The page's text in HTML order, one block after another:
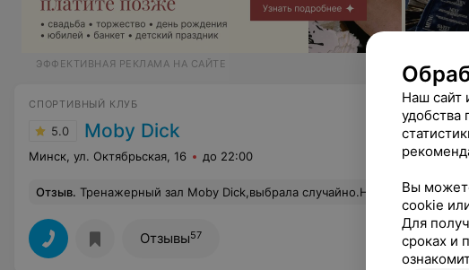
ЭФФЕКТИВНАЯ РЕКЛАМА НА САЙТЕ
СПОРТИВНЫЙ КЛУБ
5.0 Moby Dick
Минск, ул. Октябрьская, 16 до 22:00
Отзыв. Тренажерный зал Moby Dick,выбрала случайно.Но,не пожалела,прекрасный тренажерный зал, вежливый и очень дружелюбный персонал,зал оснащён всем необходимым,просторный и удобный, самое главное очень душевная атмосфера.На первом этаже , открылся moby dick coffe что очень важно,вкусный кофе помогает согреться пока едешь домой.Так изначально я пришла к тренеру Кириллу,хороший и профессиональный тренер.Так как он ушёл,я перешла к Грише и не прогадала, найдёт индивидуальный
Отзывы57
Наш сайт
удобства
Вы
cookie
Для
сроках и